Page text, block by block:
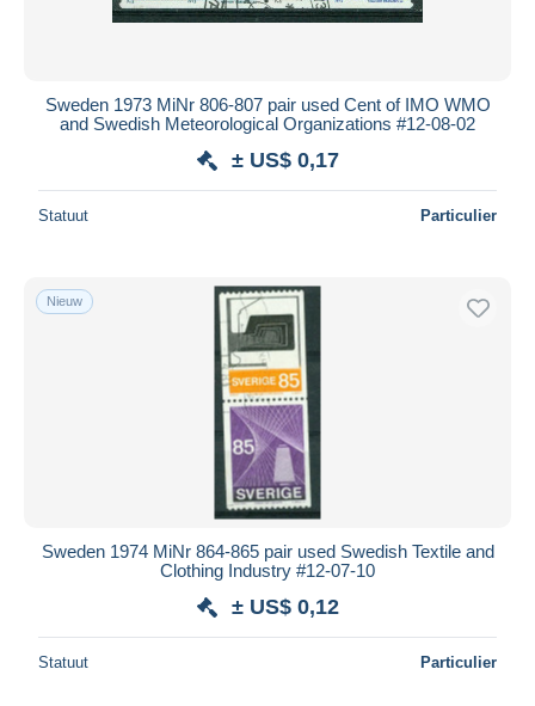
Sweden 1973 MiNr 806-807 pair used Cent of IMO WMO
and Swedish Meteorological Organizations #12-08-02
± US$ 0,17
Statuut Particulier
Nieuw
Sweden 1974 MiNr 864-865 pair used Swedish Textile and
Clothing Industry #12-07-10
± US$ 0,12
Statuut Particulier